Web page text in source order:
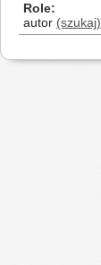
Role
autor (szukaj)